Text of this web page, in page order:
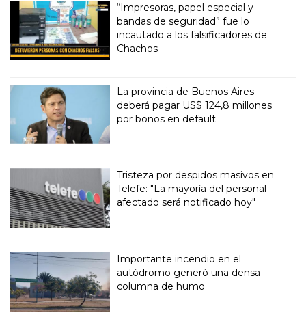
“Impresoras, papel especial y
bandas de seguridad” fue lo
incautado a los falsificadores de
Chachos
La provincia de Buenos Aires
deberá pagar US$ 124,8 millones
por bonos en default
Tristeza por despidos masivos en
Telefe: "La mayoría del personal
afectado será notificado hoy"
Importante incendio en el
autódromo generó una densa
columna de humo